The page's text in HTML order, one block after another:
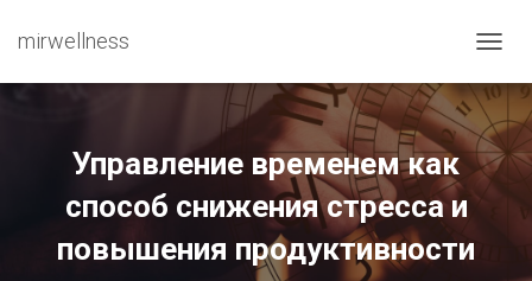
mirwellness
Управление временем как
способ снижения стресса и
повышения продуктивности